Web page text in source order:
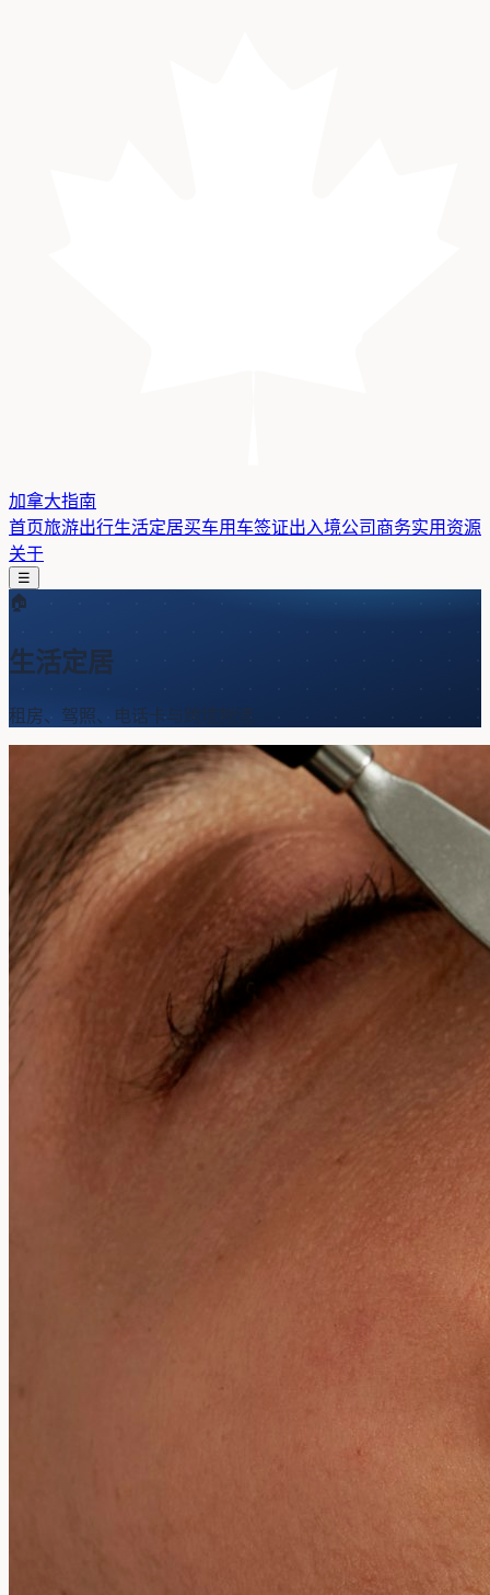
加拿大指南
首页旅游出行生活定居买车用车签证出入境公司商务实用资源
关于
☰
🏠
生活定居
租房、驾照、电话卡与跨境物流